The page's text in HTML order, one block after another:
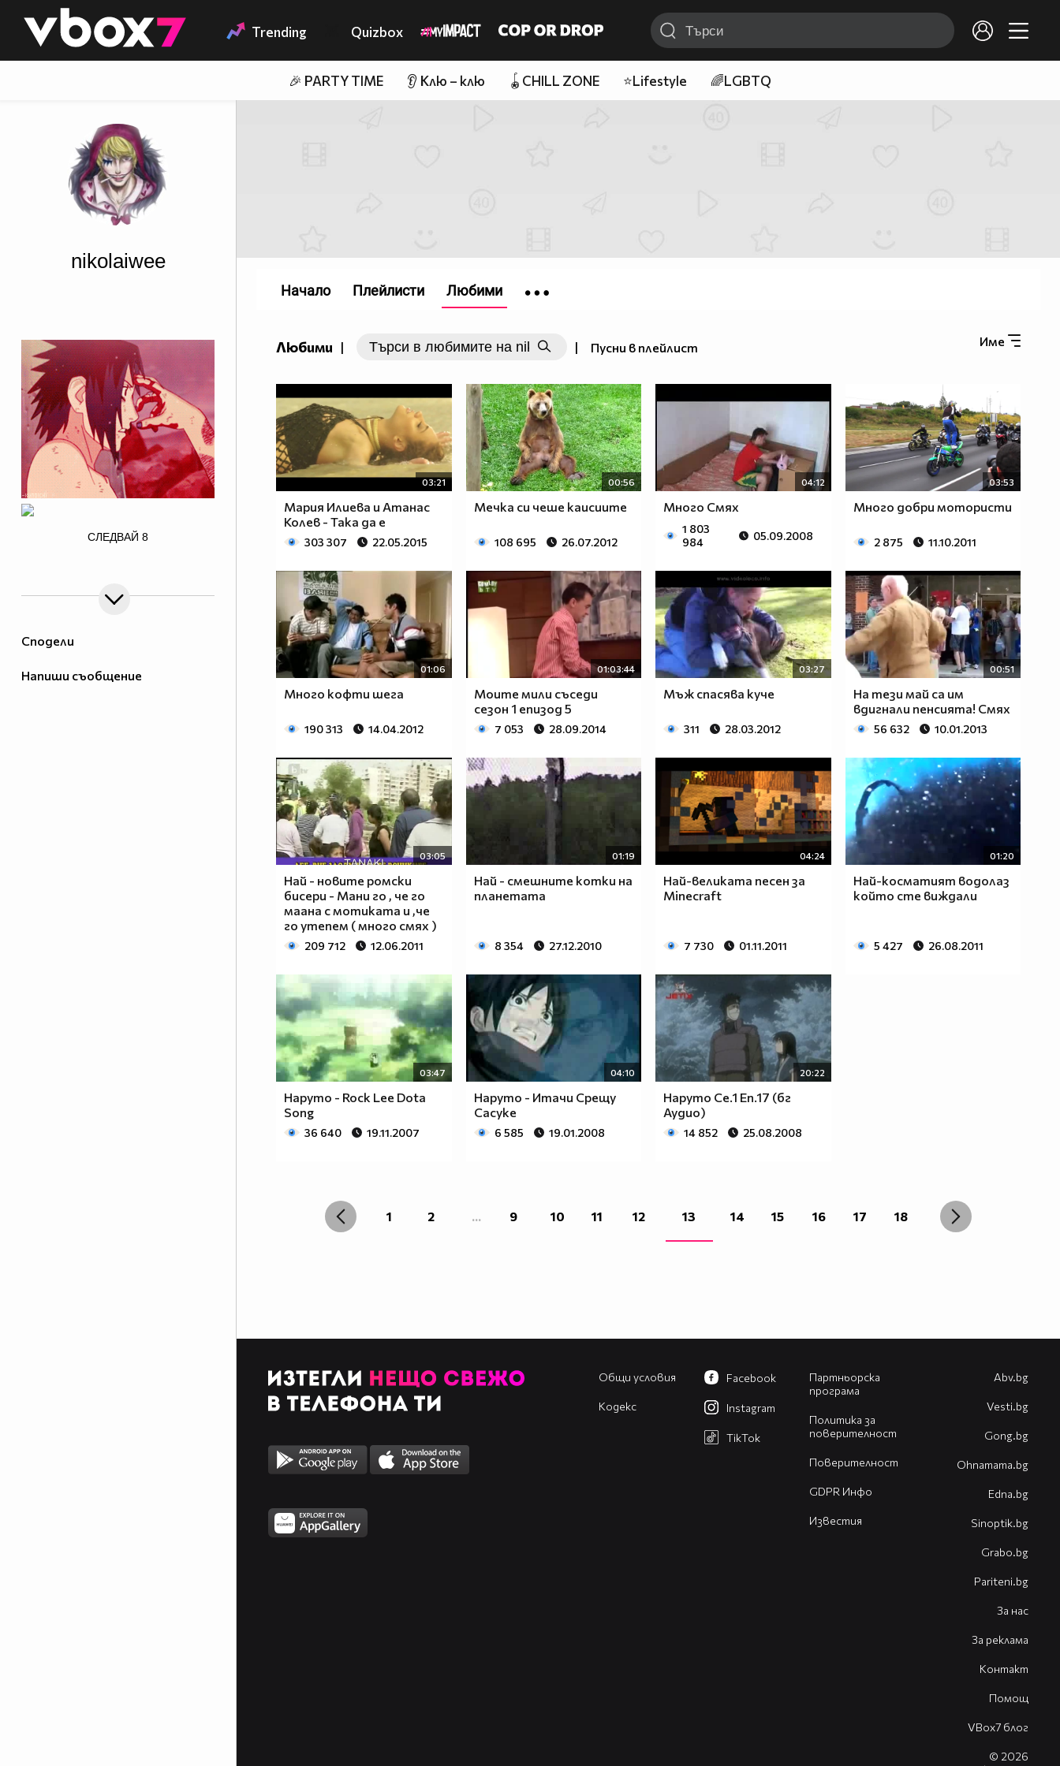
👾 Trending Quizbox
🎉 PARTY TIME 👂 Клю – клю 🪀CHILL ZONE ⭐Lifestyle 🌈LGBTQ
Сподели
Напиши съобщение
nikolaiwee
СЛЕДВАЙ 8
Любими | | Пусни в плейлист Име
03:21
Мария Илиева и Атанас
Колев - Така да е
303 307 22.05.2015
00:56
Мечка си чеше каисиите
108 695 26.07.2012
04:12
Много Смях
1 803
984
05.09.2008
03:53
Много добри мотористи
2 875 11.10.2011
01:06
Много кофти шега
190 313 14.04.2012
01:03:44
Моите мили съседи
сезон 1 епизод 5
7 053 28.09.2014
03:27
Мъж спасява куче
311 28.03.2012
00:51
На тези май са им
вдигнали пенсията! Смях
56 632 10.01.2013
03:05
Най - новите ромски
бисери - Мани го , че го
маана с мотиката и ,че
го утепем ( много смях )
209 712 12.06.2011
01:19
Най - смешните котки на
планетата
8 354 27.12.2010
04:24
Най-великата песен за
Minecraft
7 730 01.11.2011
01:20
Най-косматият водолаз
който сте виждали
5 427 26.08.2011
03:47
Наруто - Rock Lee Dota
Song
36 640 19.11.2007
04:10
Наруто - Итачи Срещу
Сасуке
6 585 19.01.2008
20:22
Наруто Се.1 Еп.17 (бг
Аудио)
14 852 25.08.2008
1 2 ... 9 10 11 12 13 14 15 16 17 18
Начало Плейлисти Любими
Общи условия
Кодекс
Партньорска
програма
Политика за
поверителност
Поверителност
GDPR Инфо
Известия
Facebook
Instagram
TikTok
Abv.bg
Vesti.bg
Gong.bg
Оhnamama.bg
Edna.bg
Sinoptik.bg
Grabo.bg
Pariteni.bg
За нас
За реклама
Контакт
Помощ
VBox7 блог
© 2026